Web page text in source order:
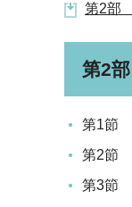
第2部
第2
第1節
第2節
第3節